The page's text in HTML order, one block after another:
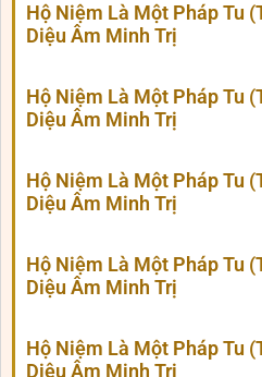
Hộ Niệm Là Một Pháp Tu
Diệu Âm Minh Trị
Hộ Niệm Là Một Pháp Tu
Diệu Âm Minh Trị
Hộ Niệm Là Một Pháp Tu
Diệu Âm Minh Trị
Hộ Niệm Là Một Pháp Tu
Diệu Âm Minh Trị
Hộ Niệm Là Một Pháp Tu
Diệu Âm Minh Trị